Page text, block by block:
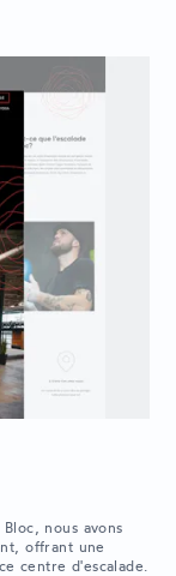
nous avons
offrant une
centre d'escalade.